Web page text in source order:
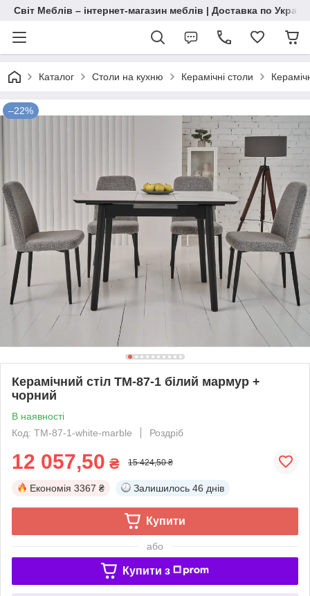
Світ Меблів – інтернет-магазин меблів | Доставка по
Каталог Столи на кухню Керамічні столи
–22%
Керамічний стіл TM-87-1 білий мармур +
чорний
В наявності
Код: TM-87-1-white-marble
Роздріб
12 057,50 ₴ 15 424,50 ₴
Економія 3367 ₴ Залишилось 46 днів
Купити
або
Купити з